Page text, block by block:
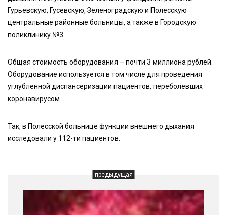
Гурьевскую, Гусевскую, Зеленоградскую и Полесскую
центральные районные больницы, а также в Городскую
поликлинику №3.
Общая стоимость оборудования – почти 3 миллиона рублей.
Оборудование используется в том числе для проведения
углубленной диспансеризации пациентов, переболевших
коронавирусом.
Так, в Полесской больнице функции внешнего дыхания
исследовали у 112-ти пациентов.
предыдущая